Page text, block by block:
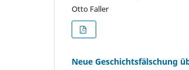
Otto Faller
Neue Geschichtsfälschung